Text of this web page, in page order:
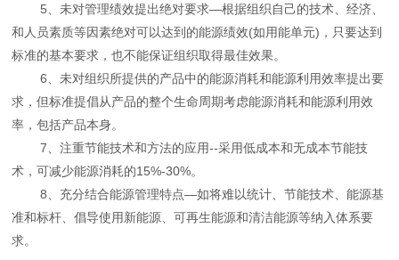
5、未对管理绩效提出绝对要求—根据组织自己的技术、经济、
和人员素质等因素绝对可以达到的能源绩效(如用能单元)，只要达到
标准的基本要求，也不能保证组织取得最佳效果。
6、未对组织所提供的产品中的能源消耗和能源利用效率提出要
求，但标准提倡从产品的整个生命周期考虑能源消耗和能源利用效
率，包括产品本身。
7、注重节能技术和方法的应用--采用低成本和无成本节能技
术，可减少能源消耗的15%-30%。
8、充分结合能源管理特点—如将难以统计、节能技术、能源基
准和标杆、倡导使用新能源、可再生能源和清洁能源等纳入体系要
求。